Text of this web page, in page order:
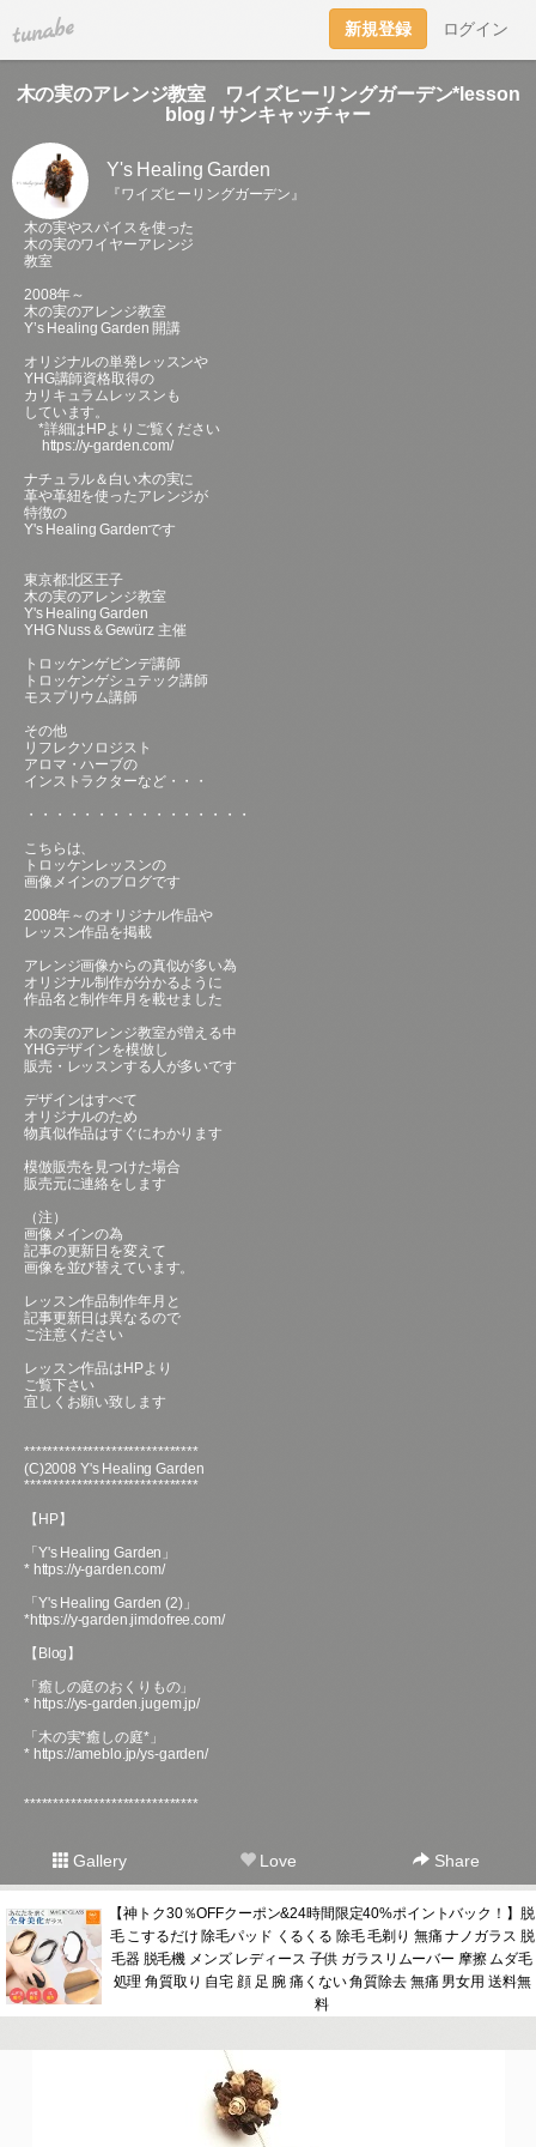
tuna.be 新規登録 ログイン
木の実のアレンジ教室 ワイズヒーリングガーデン*lesson
blog / サンキャッチャー
Y's Healing Garden
『ワイズヒーリングガーデン』
木の実やスパイスを使った
木の実のワイヤーアレンジ
教室
2008年～
木の実のアレンジ教室
Y’s Healing Garden 開講
オリジナルの単発レッスンや
YHG講師資格取得の
カリキュラムレッスンも
しています。
*詳細はHPよりご覧ください
https://y-garden.com/
ナチュラル＆白い木の実に
革や革紐を使ったアレンジが
特徴の
Y's Healing Gardenです
東京都北区王子
木の実のアレンジ教室
Y's Healing Garden
YHG Nuss＆Gewürz 主催
トロッケンゲビンデ講師
トロッケンゲシュテック講師
モスプリウム講師
その他
リフレクソロジスト
アロマ・ハーブの
インストラクターなど・・・
・・・・・・・・・・・・・・・・
こちらは、
トロッケンレッスンの
画像メインのブログです
2008年～のオリジナル作品や
レッスン作品を掲載
アレンジ画像からの真似が多い為
オリジナル制作が分かるように
作品名と制作年月を載せました
木の実のアレンジ教室が増える中
YHGデザインを模倣し
販売・レッスンする人が多いです
デザインはすべて
オリジナルのため
物真似作品はすぐにわかります
模倣販売を見つけた場合
販売元に連絡をします
（注）
画像メインの為
記事の更新日を変えて
画像を並び替えています。
レッスン作品制作年月と
記事更新日は異なるので
ご注意ください
レッスン作品はHPより
ご覧下さい
宜しくお願い致します
******************************
(C)2008 Y's Healing Garden
******************************
【HP】
「Y's Healing Garden」
* https://y-garden.com/
「Y's Healing Garden (2)」
*https://y-garden.jimdofree.com/
【Blog】
「癒しの庭のおくりもの」
* https://ys-garden.jugem.jp/
「木の実*癒しの庭*」
* https://ameblo.jp/ys-garden/
******************************
Gallery Love Share
【神トク30％OFFクーポン&24時間限定40%ポイントバック！】脱
毛 こするだけ 除毛パッド くるくる 除毛 毛剃り 無痛 ナノガラス 脱
毛器 脱毛機 メンズ レディース 子供 ガラスリムーバー 摩擦 ムダ毛
処理 角質取り 自宅 顔 足 腕 痛くない 角質除去 無痛 男女用 送料無
料